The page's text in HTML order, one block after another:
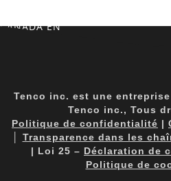
CANADA EN
Tenco inc. est une entreprise
Tenco inc., Tous
Politique de confidentialité |
Transparence dans les
| Loi 25 – Déclaration de
Politique de